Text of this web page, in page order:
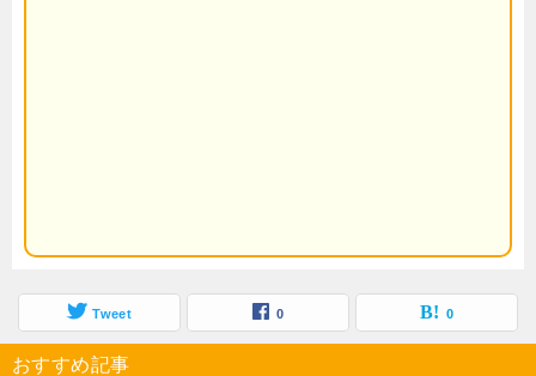
Tweet 0 0
おすすめ記事